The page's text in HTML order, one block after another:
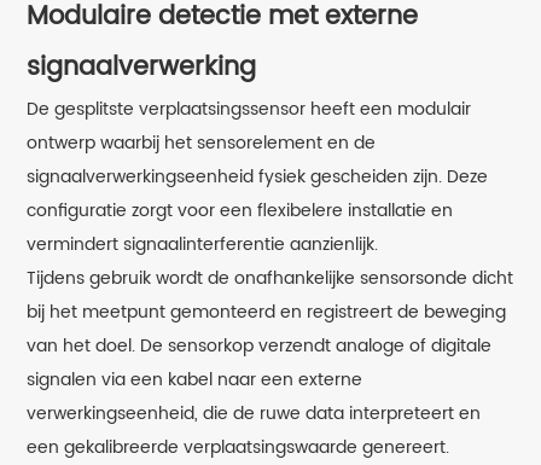
Modulaire detectie met externe
signaalverwerking
De gesplitste verplaatsingssensor heeft een modulair
ontwerp waarbij het sensorelement en de
signaalverwerkingseenheid fysiek gescheiden zijn. Deze
configuratie zorgt voor een flexibelere installatie en
vermindert signaalinterferentie aanzienlijk.
Tijdens gebruik wordt de onafhankelijke sensorsonde dicht
bij het meetpunt gemonteerd en registreert de beweging
van het doel. De sensorkop verzendt analoge of digitale
signalen via een kabel naar een externe
verwerkingseenheid, die de ruwe data interpreteert en
een gekalibreerde verplaatsingswaarde genereert.